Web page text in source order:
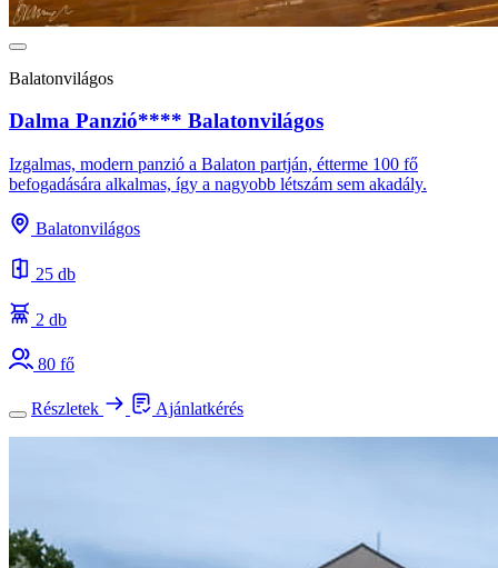
Balatonvilágos
Dalma Panzió**** Balatonvilágos
Izgalmas, modern panzió a Balaton partján, étterme 100 fő
befogadására alkalmas, így a nagyobb létszám sem akadály.
Balatonvilágos
25 db
2 db
80 fő
Részletek Ajánlatkérés